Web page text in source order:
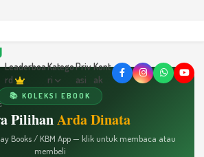
Leaderboa
rd
Katego
ri
Priv
asi
Kont
ak
📚 KOLEKSI EBOOK
PilihanArda Dinata
Books / KBM App — klik untuk membaca atau
membeli